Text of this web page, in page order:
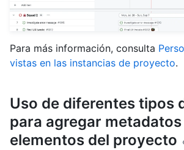
Para más información, consulta
vistas en las instancias de proyecto.
Uso de diferentes tipos
para agregar
elementos del proyecto